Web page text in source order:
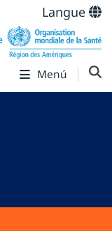
Langue
Menú